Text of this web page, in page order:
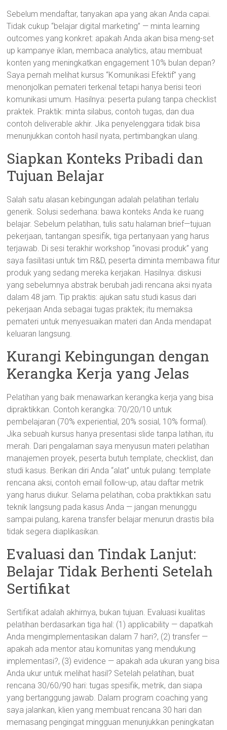
Sebelum mendaftar, tanyakan apa yang akan Anda capai.
Tidak cukup “belajar digital marketing” — minta learning
outcomes yang konkret: apakah Anda akan bisa meng-set
up kampanye iklan, membaca analytics, atau membuat
konten yang meningkatkan engagement 10% bulan depan?
Saya pernah melihat kursus “Komunikasi Efektif” yang
menonjolkan pemateri terkenal tetapi hanya berisi teori
komunikasi umum. Hasilnya: peserta pulang tanpa checklist
praktek. Praktik: minta silabus, contoh tugas, dan dua
contoh deliverable akhir. Jika penyelenggara tidak bisa
menunjukkan contoh hasil nyata, pertimbangkan ulang.
Siapkan Konteks Pribadi dan
Tujuan Belajar
Salah satu alasan kebingungan adalah pelatihan terlalu
generik. Solusi sederhana: bawa konteks Anda ke ruang
belajar. Sebelum pelatihan, tulis satu halaman brief—tujuan
pekerjaan, tantangan spesifik, tiga pertanyaan yang harus
terjawab. Di sesi terakhir workshop “inovasi produk” yang
saya fasilitasi untuk tim R&D, peserta diminta membawa fitur
produk yang sedang mereka kerjakan. Hasilnya: diskusi
yang sebelumnya abstrak berubah jadi rencana aksi nyata
dalam 48 jam. Tip praktis: ajukan satu studi kasus dari
pekerjaan Anda sebagai tugas praktek; itu memaksa
pemateri untuk menyesuaikan materi dan Anda mendapat
keluaran langsung.
Kurangi Kebingungan dengan
Kerangka Kerja yang Jelas
Pelatihan yang baik menawarkan kerangka kerja yang bisa
dipraktikkan. Contoh kerangka: 70/20/10 untuk
pembelajaran (70% experiential, 20% sosial, 10% formal).
Jika sebuah kursus hanya presentasi slide tanpa latihan, itu
merah. Dari pengalaman saya menyusun materi pelatihan
manajemen proyek, peserta butuh template, checklist, dan
studi kasus. Berikan diri Anda “alat” untuk pulang: template
rencana aksi, contoh email follow-up, atau daftar metrik
yang harus diukur. Selama pelatihan, coba praktikkan satu
teknik langsung pada kasus Anda — jangan menunggu
sampai pulang, karena transfer belajar menurun drastis bila
tidak segera diaplikasikan.
Evaluasi dan Tindak Lanjut:
Belajar Tidak Berhenti Setelah
Sertifikat
Sertifikat adalah akhirnya, bukan tujuan. Evaluasi kualitas
pelatihan berdasarkan tiga hal: (1) applicability — dapatkah
Anda mengimplementasikan dalam 7 hari?, (2) transfer —
apakah ada mentor atau komunitas yang mendukung
implementasi?, (3) evidence — apakah ada ukuran yang bisa
Anda ukur untuk melihat hasil? Setelah pelatihan, buat
rencana 30/60/90 hari: tugas spesifik, metrik, dan siapa
yang bertanggung jawab. Dalam program coaching yang
saya jalankan, klien yang membuat rencana 30 hari dan
memasang pengingat mingguan menunjukkan peningkatan